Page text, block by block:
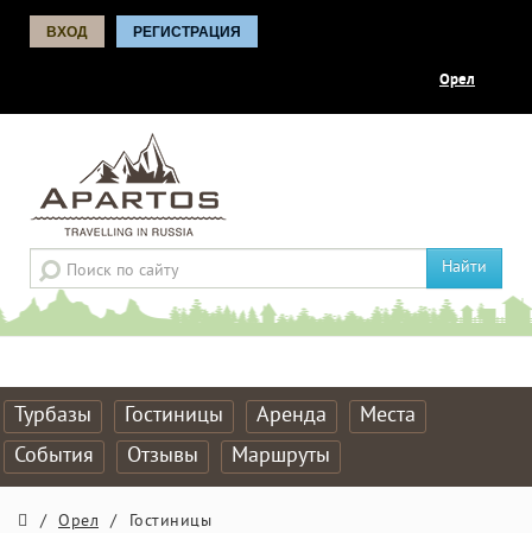
ВХОД РЕГИСТРАЦИЯ
Орел
Найти
Турбазы Гостиницы Аренда
Места
События
Отзывы Маршруты
/ Орел / Гостиницы